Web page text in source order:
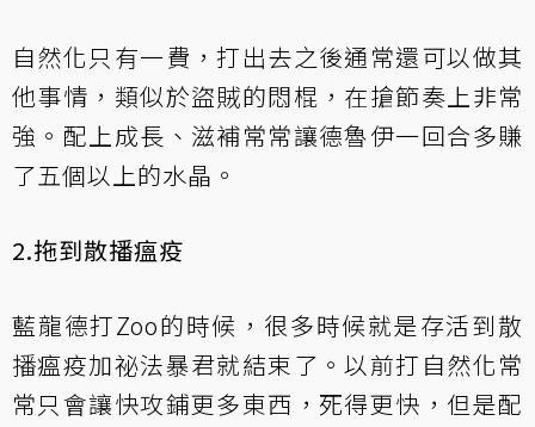
自然化只有一費，打出去之後通常還可以做其
他事情，類似於盜賊的悶棍，在搶節奏上非常
強。配上成長、滋補常常讓德魯伊一回合多賺
了五個以上的水晶。
2.拖到散播瘟疫
藍龍德打Zoo的時候，很多時候就是存活到散
播瘟疫加祕法暴君就結束了。以前打自然化常
常只會讓快攻鋪更多東西，死得更快，但是配